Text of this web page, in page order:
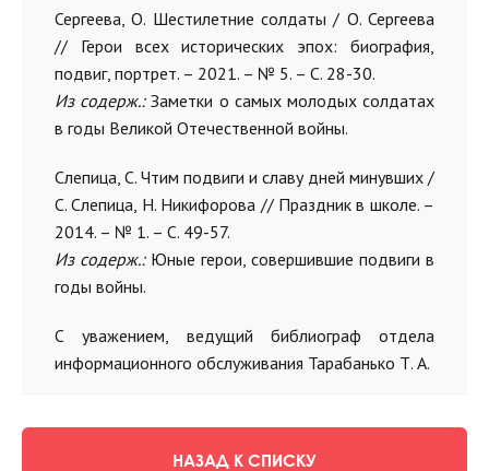
Сергеева, О. Шестилетние солдаты / О. Сергеева
// Герои всех исторических эпох: биография,
подвиг, портрет. – 2021. – № 5. – С. 28-30.
Из содерж.:Заметки о самых молодых солдатах
в годы Великой Отечественной войны.
Слепица, С. Чтим подвиги и славу дней минувших /
С. Слепица, Н. Никифорова // Праздник в школе. –
2014. – № 1. – С. 49-57.
Из содерж.: Юные герои, совершившие подвиги в
годы войны.
С уважением, ведущий библиограф отдела
информационного обслуживания Тарабанько Т. А.
НАЗАД К СПИСКУ